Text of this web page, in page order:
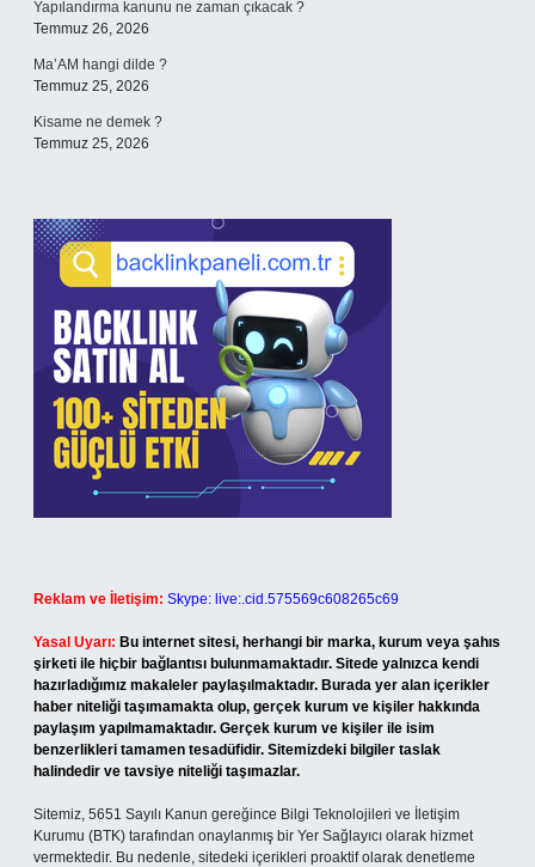
Yapılandırma kanunu ne zaman çıkacak ?
Temmuz 26, 2026
Ma’AM hangi dilde ?
Temmuz 25, 2026
Kisame ne demek ?
Temmuz 25, 2026
Reklam ve İletişim: Skype: live:.cid.575569c608265c69
Yasal Uyarı: Bu internet sitesi, herhangi bir marka, kurum veya şahıs
şirketi ile hiçbir bağlantısı bulunmamaktadır. Sitede yalnızca kendi
hazırladığımız makaleler paylaşılmaktadır. Burada yer alan içerikler
haber niteliği taşımamakta olup, gerçek kurum ve kişiler hakkında
paylaşım yapılmamaktadır. Gerçek kurum ve kişiler ile isim
benzerlikleri tamamen tesadüfidir. Sitemizdeki bilgiler taslak
halindedir ve tavsiye niteliği taşımazlar.
Sitemiz, 5651 Sayılı Kanun gereğince Bilgi Teknolojileri ve İletişim
Kurumu (BTK) tarafından onaylanmış bir Yer Sağlayıcı olarak hizmet
vermektedir. Bu nedenle, sitedeki içerikleri proaktif olarak denetleme